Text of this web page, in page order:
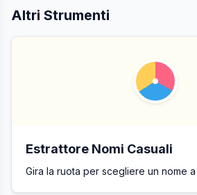
Altri Strumenti
Estrattore Nomi Casuali
Gira la ruota per scegliere un nome